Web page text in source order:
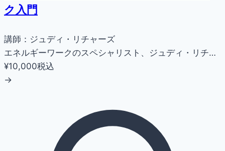
ク入門
講師：ジュディ・リチャーズ
エネルギーワークのスペシャリスト、ジュディ・リチ…
¥10,000税込
→